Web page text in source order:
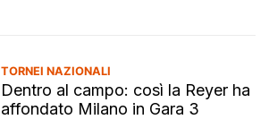
TORNEI NAZIONALI
Dentro al campo: così la Reyer ha
affondato Milano in Gara 3